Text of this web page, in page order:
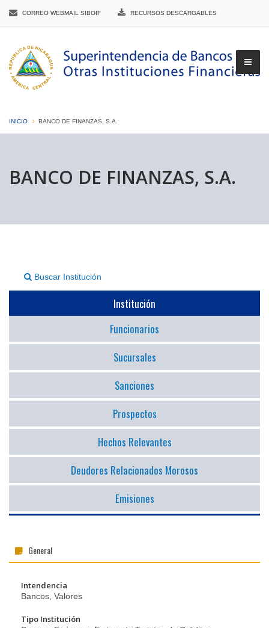
CORREO WEBMAIL SIBOIF RECURSOS DESCARGABLES
INICIO BANCO DE FINANZAS, S.A.
BANCO DE FINANZAS, S.A.
Buscar Institución
Institución
Funcionarios
Sucursales
Sanciones
Prospectos
Hechos Relevantes
Deudores Relacionados Morosos
Emisiones
General
Intendencia
Bancos, Valores
Tipo Institución